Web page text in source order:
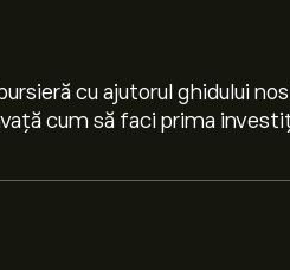
cu ajutorul ghidului
cum să faci prima